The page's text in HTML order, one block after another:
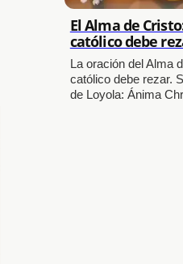
El Alma de
católico debe
La oración del Alma
católico debe rezar.
de Loyola: Ánima